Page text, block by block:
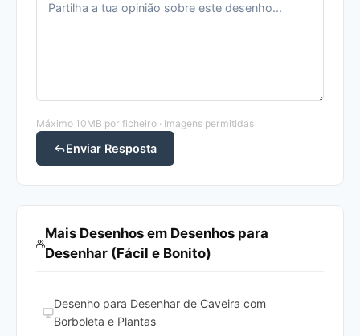
Máximo 10MB por ficheiro · Imagens permitidas
Enviar Resposta
Mais Desenhos em Desenhos para
Desenhar (Fácil e Bonito)
Desenho para Desenhar de Caveira com
Borboleta e Plantas